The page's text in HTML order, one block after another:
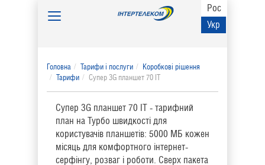
Рос
Укр
Toggle
Головна Тарифи і послуги
Коробкові рішення
Тарифи
Супер 3G планшет 70 ІТ
Супер 3G планшет 70 ІТ - тарифний
план на Турбо швидкості для
користувачів планшетів: 5000 МБ кожен
місяць для комфортного інтернет-
серфінгу, розваг і роботи. Cверх пакета